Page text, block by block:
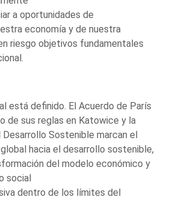
a oportunidades de
economía y de nuestra
riesgo objetivos fundamentales
está definido. El Acuerdo de París
de sus reglas en Katowice y la
Desarrollo Sostenible marcan el
hacia el desarrollo sostenible,
del modelo económico y
social
dentro de los límites del